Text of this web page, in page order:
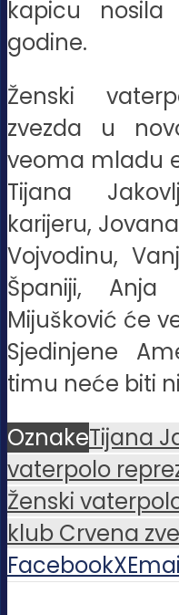
kapicu nosila
godine.
Ženski
zvezda u
veoma mladu
Tijana
karijeru,
Vojvodinu,
Španiji,
Mijušković će
Sjedinjene
timu neće biti
OznakeTijana
vaterpolo
Ženski
klub Crvena
FacebookX